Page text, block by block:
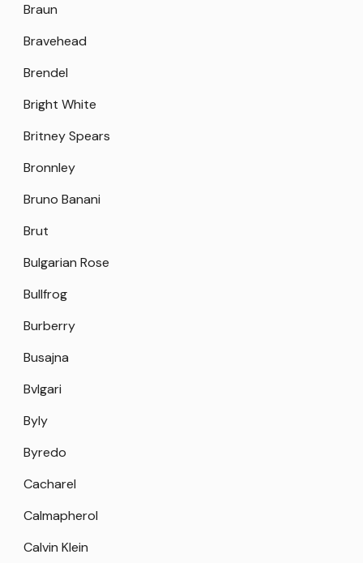
Braun
Bravehead
Brendel
Bright White
Britney Spears
Bronnley
Bruno Banani
Brut
Bulgarian Rose
Bullfrog
Burberry
Busajna
Bvlgari
Byly
Byredo
Cacharel
Calmapherol
Calvin Klein